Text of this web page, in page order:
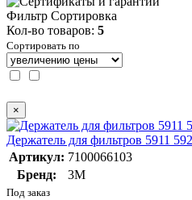
Фильтр Сортировка
Кол-во товаров: 5
Сортировать по
×
Держатель для фильтров 5911
Артикул: 7100066103
Бренд:
3М
Под заказ